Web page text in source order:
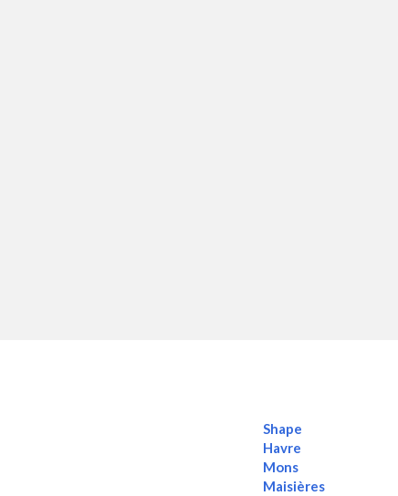
Shape
Havre
Mons
Maisières